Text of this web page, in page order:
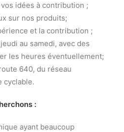
vos idées à contribution ;
sur nos produits;
et la contribution ;
au samedi, avec des
les heures éventuellement;
640, du réseau
cyclable.
:
ayant beaucoup